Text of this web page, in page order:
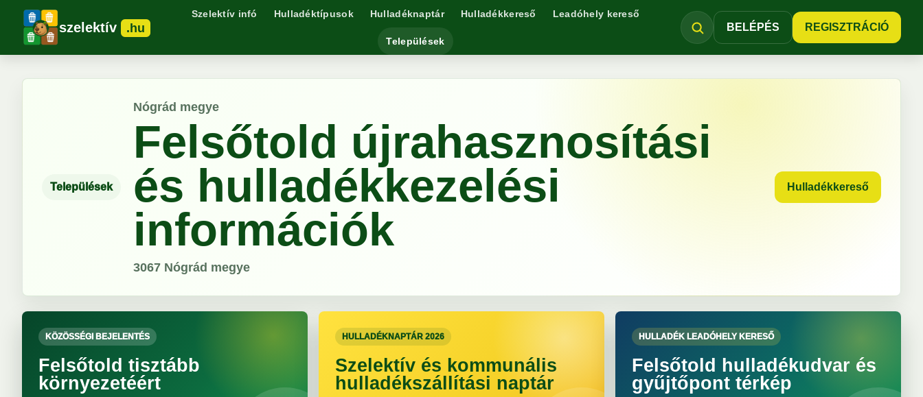
szelektív .hu
Szelektív infó Hulladéktípusok Hulladéknaptár Hulladékkereső Leadóhely kereső
Települések
BELÉPÉS REGISZTRÁCIÓ
Települések
Nógrád megye
Felsőtold újrahasznosítási
és hulladékkezelési
információk
3067 Nógrád megye
Hulladékkereső
KÖZÖSSÉGI BEJELENTÉS
Felsőtold tisztább
környezetéért
HULLADÉKNAPTÁR 2026
Szelektív és kommunális
hulladékszállítási naptár
HULLADÉK LEADÓHELY KERESŐ
Felsőtold hulladékudvar és
gyűjtőpont térkép